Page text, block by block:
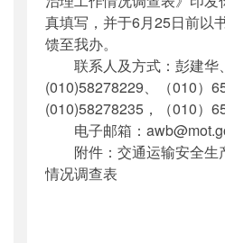
真填写，并于6月25日前以
馈至我办。
联系人及方式：彭建华
(010)58278229、（010）
(010)58278235，（010）
电子邮箱：
附件：交通运输安全生
情况调查表